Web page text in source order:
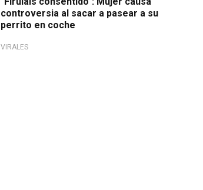
controversia al sacar a pasear a su
perrito en coche
VIRALES